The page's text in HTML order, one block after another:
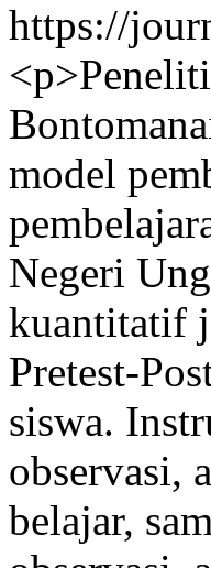
https://
model
Negeri
kuantitatif
Pretest-
siswa.
observasi,
belajar,